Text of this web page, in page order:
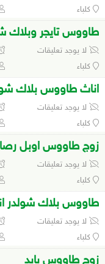
كلباء
طاووس تايجر وبلاك
لا يوجد تعليقات
كلباء
اناث طاووس بلاك
لا يوجد تعليقات
كلباء
زوج طاووس اوبل
لا يوجد تعليقات
كلباء
طاووس بلاك شولدر
لا يوجد تعليقات
كلباء
زوج طاووس بايد